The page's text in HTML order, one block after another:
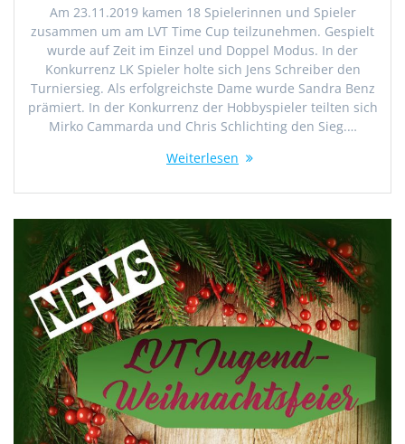
Am 23.11.2019 kamen 18 Spielerinnen und Spieler
zusammen um am LVT Time Cup teilzunehmen. Gespielt
wurde auf Zeit im Einzel und Doppel Modus. In der
Konkurrenz LK Spieler holte sich Jens Schreiber den
Turniersieg. Als erfolgreichste Dame wurde Sandra Benz
prämiert. In der Konkurrenz der Hobbyspieler teilten sich
Mirko Cammarda und Chris Schlichting den Sieg.…
Weiterlesen